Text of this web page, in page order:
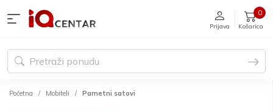
Prijava Košarica
0
Početna Mobiteli Pametni satovi